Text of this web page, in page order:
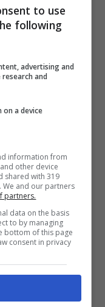
con il
Yi, dove
del gioco e
supporta nove
francese,
mandarino,
dello Steam
in
dell’anno del
nel mondo
medievali
utilizzate sul
due
to use
following
advertising and
and
a device
information from
other device
shared with 319
We and our partners
partners.
data on the basis
to by managing
bottom of this page
consent in privacy